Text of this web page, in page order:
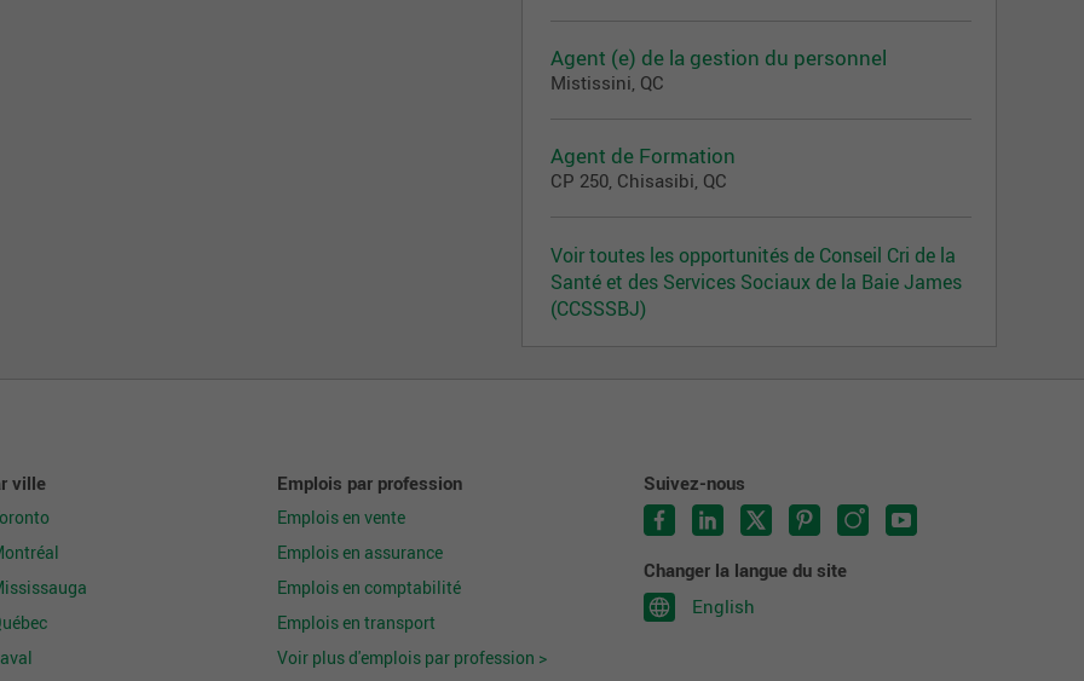
Agent (e) de la gestion du personnel
Mistissini, QC
Agent de Formation
CP 250, Chisasibi, QC
Voir toutes les opportunités de Conseil Cri de la
Santé et des Services Sociaux de la Baie James
(CCSSSBJ)
ville Emplois par profession
Emplois en vente
Emplois en assurance
Emplois en comptabilité
Emplois en transport
Voir plus d'emplois par profession >
Suivez-nous
Changer la langue du site
English